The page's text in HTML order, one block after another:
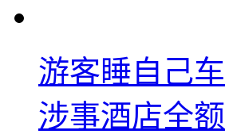
游客睡自己
涉事酒店全